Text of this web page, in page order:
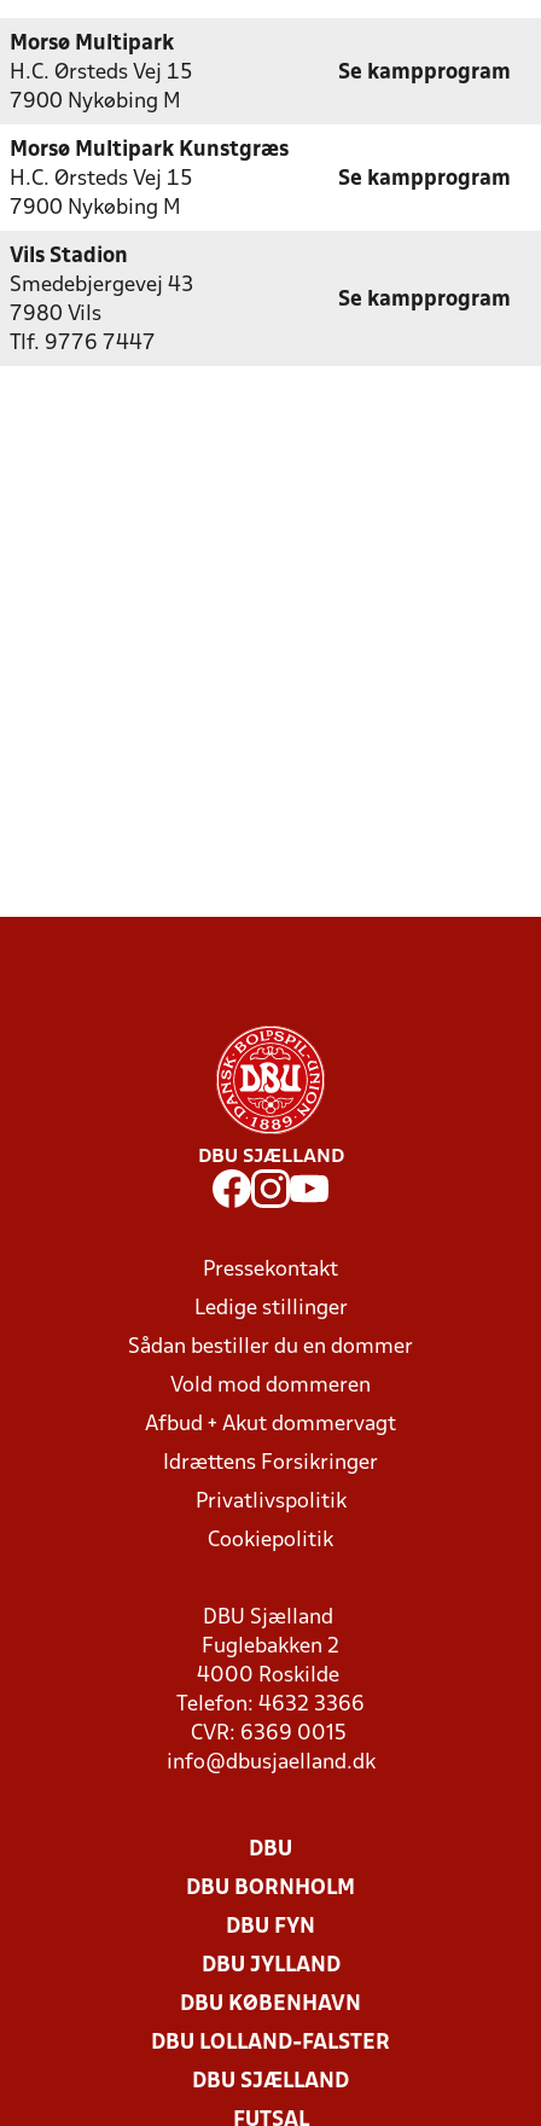
Morsø Multipark
H.C. Ørsteds Vej 15
7900 Nykøbing M
Se kampprogram
Morsø Multipark Kunstgræs
H.C. Ørsteds Vej 15
7900 Nykøbing M
Se kampprogram
Vils Stadion
Smedebjergevej 43
7980 Vils
Tlf. 9776 7447
Se kampprogram
DBU SJÆLLAND
Pressekontakt
Ledige stillinger
Sådan bestiller du en dommer
Vold mod dommeren
Afbud + Akut dommervagt
Idrættens Forsikringer
Privatlivspolitik
Cookiepolitik
DBU Sjælland
Fuglebakken 2
4000 Roskilde
Telefon: 4632 3366
CVR: 6369 0015
info@dbusjaelland.dk
DBU
DBU BORNHOLM
DBU FYN
DBU JYLLAND
DBU KØBENHAVN
DBU LOLLAND-FALSTER
DBU SJÆLLAND
FUTSAL